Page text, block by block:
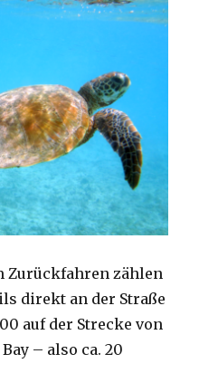
Zurückfahren zählen
direkt an der Straße
auf der Strecke von
– also ca. 20